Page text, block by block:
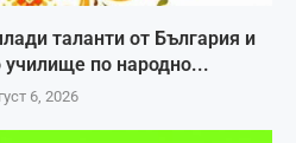
таланти от България и
училище по народно...
6, 2026